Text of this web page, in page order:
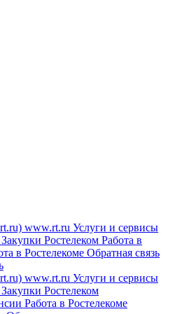
www.rt.ru Услуги и сервисы
Закупки Ростелеком Работа в
в Ростелекоме Обратная связь
www.rt.ru Услуги и сервисы
Закупки Ростелеком
Работа в Ростелекоме